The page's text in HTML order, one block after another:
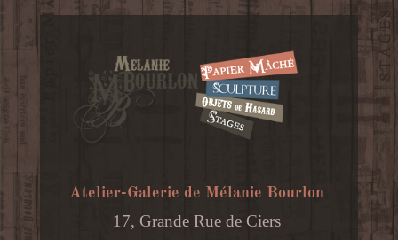
Atelier-Galerie de Mélanie Bourlon
17, Grande Rue de Ciers